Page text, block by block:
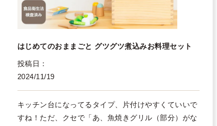
はじめてのおままごと グツグツ煮込みお料理セット
投稿日
2024/11/19
キッチン台になってるタイプ、片付けやすくていいで
すね！ただ、クセで「あ、魚焼きグリル（部分）がな